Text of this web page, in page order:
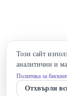
Този сайт
аналитични и
Политика за
Отхвърли